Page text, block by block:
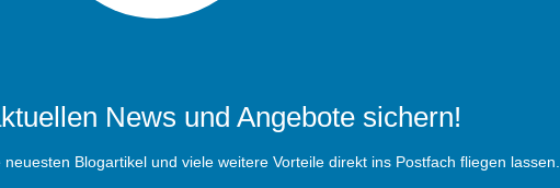
News und Angebote sichern!
Blogartikel und viele weitere Vorteile direkt ins Postfach fliegen lassen.